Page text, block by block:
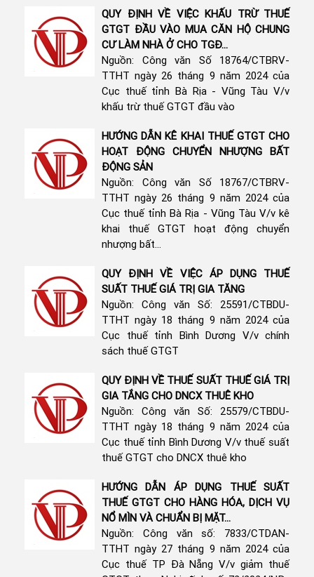
QUY ĐỊNH VỀ VIỆC KHẤU TRỪ THUẾ
GTGT ĐẦU VÀO MUA CĂN HỘ CHUNG
CƯ LÀM NHÀ Ở CHO TGĐ...
Nguồn: Công văn Số 18764/CTBRV-
TTHT ngày 26 tháng 9 năm 2024 của
Cục thuế tỉnh Bà Rịa - Vũng Tàu V/v
khấu trừ thuế GTGT đầu vào
HƯỚNG DẪN KÊ KHAI THUẾ GTGT CHO
HOẠT ĐỘNG CHUYỂN NHƯỢNG BẤT
ĐỘNG SẢN
Nguồn: Công văn Số 18767/CTBRV-
TTHT ngày 26 tháng 9 năm 2024 của
Cục thuế tỉnh Bà Rịa - Vũng Tàu V/v kê
khai thuế GTGT hoạt động chuyển
nhượng bất...
QUY ĐỊNH VỀ VIỆC ÁP DỤNG THUẾ
SUẤT THUẾ GIÁ TRỊ GIA TĂNG
Nguồn: Công văn Số: 25591/CTBDU-
TTHT ngày 18 tháng 9 năm 2024 của
Cục thuế tỉnh Bình Dương V/v chính
sách thuế GTGT
QUY ĐỊNH VỀ THUẾ SUẤT THUẾ GIÁ TRỊ
GIA TẮNG CHO DNCX THUÊ KHO
Nguồn: Công văn Số: 25579/CTBDU-
TTHT ngày 18 tháng 9 năm 2024 của
Cục thuế tỉnh Bình Dương V/v thuế suất
thuế GTGT cho DNCX thuê kho
HƯỚNG DẪN ÁP DỤNG THUẾ SUẤT
THUẾ GTGT CHO HÀNG HÓA, DỊCH VỤ
NỔ MÌN VÀ CHUẨN BỊ MẶT...
Nguồn: Công văn số: 7833/CTDAN-
TTHT ngày 27 tháng 9 năm 2024 của
Cục thuế TP Đà Nẵng V/v giảm thuế